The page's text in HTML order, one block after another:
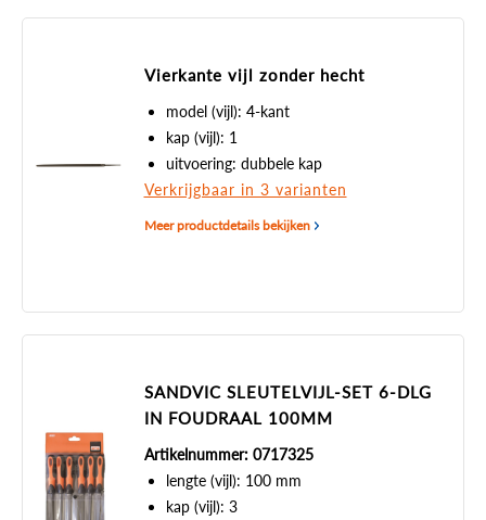
Vierkante vijl zonder hecht
model (vijl): 4-kant
kap (vijl): 1
uitvoering: dubbele kap
Verkrijgbaar in 3 varianten
Meer productdetails bekijken
SANDVIC SLEUTELVIJL-SET 6-DLG
IN FOUDRAAL 100MM
Artikelnummer: 0717325
lengte (vijl): 100 mm
kap (vijl): 3